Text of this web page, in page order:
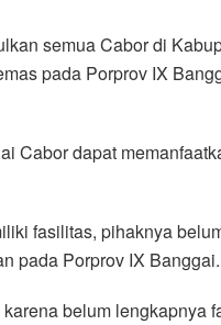
semua Cabor di
pada Porprov IX
Cabor dapat
fasilitas, pihaknya
pada Porprov IX Banggai.
belum lengkapnya